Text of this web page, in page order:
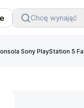
Chcę wynająć
Sony PlayStation 5